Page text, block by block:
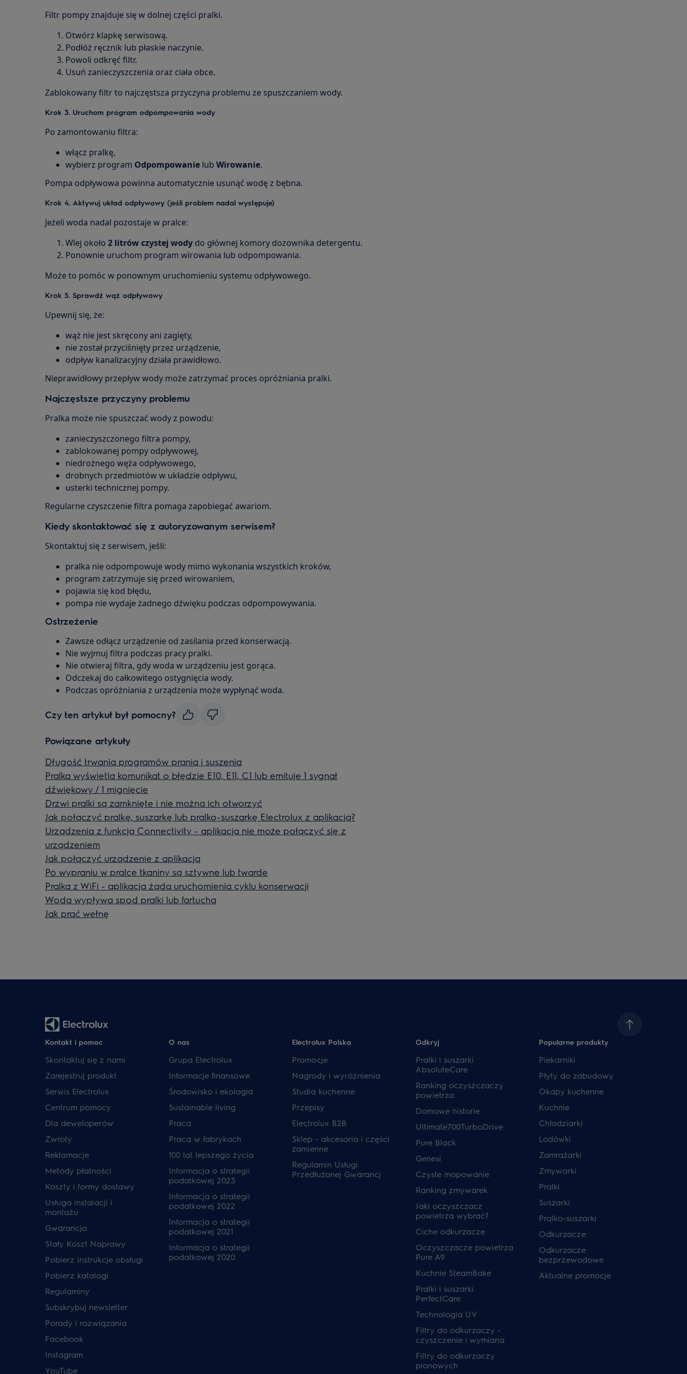
Filtr pompy znajduje się w dolnej części pralki.
Otwórz klapkę serwisową.
Podłóż ręcznik lub płaskie naczynie.
Powoli odkręć filtr.
Usuń zanieczyszczenia oraz ciała obce.
Zablokowany filtr to najczęstsza przyczyna problemu ze spuszczaniem wody.
Krok 3. Uruchom program odpompowania wody
Po zamontowaniu filtra:
włącz pralkę,
wybierz program Odpompowanie lub Wirowanie.
Pompa odpływowa powinna automatycznie usunąć wodę z bębna.
Krok 4. Aktywuj układ odpływowy (jeśli problem nadal występuje)
Jeżeli woda nadal pozostaje w pralce:
Wlej około 2 litrów czystej wody do głównej komory dozownika detergentu.
Ponownie uruchom program wirowania lub odpompowania.
Może to pomóc w ponownym uruchomieniu systemu odpływowego.
Krok 5. Sprawdź wąż odpływowy
Upewnij się, że:
wąż nie jest skręcony ani zagięty,
nie został przyciśnięty przez urządzenie,
odpływ kanalizacyjny działa prawidłowo.
Nieprawidłowy przepływ wody może zatrzymać proces opróżniania pralki.
Najczęstsze przyczyny problemu
Pralka może nie spuszczać wody z powodu:
zanieczyszczonego filtra pompy,
zablokowanej pompy odpływowej,
niedrożnego węża odpływowego,
drobnych przedmiotów w układzie odpływu,
usterki technicznej pompy.
Regularne czyszczenie filtra pomaga zapobiegać awariom.
Kiedy skontaktować się z autoryzowanym serwisem?
Skontaktuj się z serwisem, jeśli:
pralka nie odpompowuje wody mimo wykonania wszystkich kroków,
program zatrzymuje się przed wirowaniem,
pojawia się kod błędu,
pompa nie wydaje żadnego dźwięku podczas odpompowywania.
Ostrzeżenie
Zawsze odłącz urządzenie od zasilania przed konserwacją.
Nie wyjmuj filtra podczas pracy pralki.
Nie otwieraj filtra, gdy woda w urządzeniu jest gorąca.
Odczekaj do całkowitego ostygnięcia wody.
Podczas opróżniania z urządzenia może wypłynąć woda.
Czy ten artykuł był pomocny?
Powiązane artykuły
Długość trwania programów prania i suszenia
Pralka wyświetla komunikat o błędzie E10, E11, C1 lub emituje 1 sygnał
dźwiękowy / 1 mignięcie
Drzwi pralki są zamknięte i nie można ich otworzyć
Jak połączyć pralkę, suszarkę lub pralko-suszarkę Electrolux z aplikacją?
Urządzenia z funkcją Connectivity - aplikacja nie może połączyć się z
urządzeniem
Jak połączyć urządzenie z aplikacją
Po wypraniu w pralce tkaniny są sztywne lub twarde
Pralka z WiFi - aplikacja żąda uruchomienia cyklu konserwacji
Woda wypływa spod pralki lub fartucha
Jak prać wełnę
Kontakt i pomoc
Skontaktuj się z nami
Zarejestruj produkt
Serwis Electrolux
Centrum pomocy
Dla deweloperów
Zwroty
Reklamacje
Metody płatności
Koszty i formy dostawy
Usługa instalacji i
montażu
Gwarancja
Stały Koszt Naprawy
Pobierz instrukcje obsługi
Pobierz katalogi
Regulaminy
Subskrybuj newsletter
Porady i rozwiązania
Facebook
Instagram
YouTube
O nas
Grupa Electrolux
Informacje finansowe
Środowisko i ekologia
Sustainable living
Praca
Praca w fabrykach
100 lat lepszego życia
Informacja o strategii
podatkowej 2023
Informacja o strategii
podatkowej 2022
Informacja o strategii
podatkowej 2021
Informacja o strategii
podatkowej 2020
Electrolux Polska
Promocje
Nagrody i wyróżnienia
Studia kuchenne
Przepisy
Electrolux B2B
Sklep - akcesoria i części
zamienne
Regulamin Usługi
Przedłużonej Gwarancj
Odkryj
Pralki i suszarki
AbsoluteCare
Ranking oczyszczaczy
powietrza
Domowe historie
Ultimate700TurboDrive
Pure Black
Genesi
Czyste mopowanie
Ranking zmywarek
Jaki oczyszczacz
powietrza wybrać?
Ciche odkurzacze
Oczyszczacze powietrza
Pure A9
Kuchnie SteamBake
Pralki i suszarki
PerfectCare
Technologia UV
Filtry do odkurzaczy -
czyszczenie i wymiana
Filtry do odkurzaczy
pionowych
Popularne produkty
Piekarniki
Płyty do zabudowy
Okapy kuchenne
Kuchnie
Chłodziarki
Lodówki
Zamrażarki
Zmywarki
Pralki
Suszarki
Pralko-suszarki
Odkurzacze
Odkurzacze
bezprzewodowe
Aktualne promocje